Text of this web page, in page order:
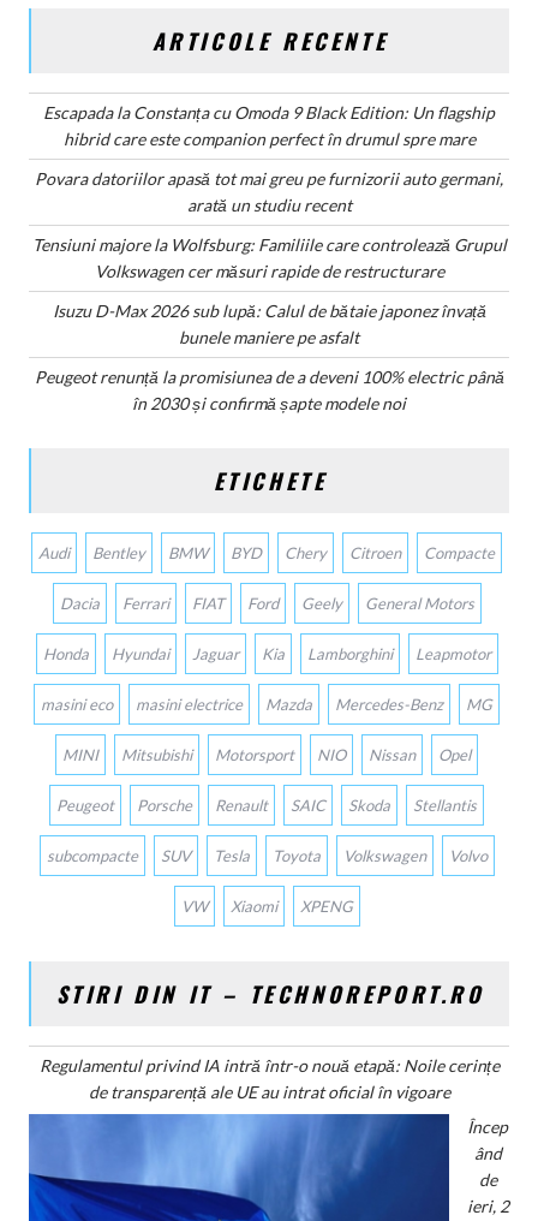
ARTICOLE RECENTE
Escapada la Constanța cu Omoda 9 Black Edition: Un flagship
hibrid care este companion perfect în drumul spre mare
Povara datoriilor apasă tot mai greu pe furnizorii auto germani,
arată un studiu recent
Tensiuni majore la Wolfsburg: Familiile care controlează Grupul
Volkswagen cer măsuri rapide de restructurare
Isuzu D-Max 2026 sub lupă: Calul de bătaie japonez învață
bunele maniere pe asfalt
Peugeot renunță la promisiunea de a deveni 100% electric până
în 2030 și confirmă șapte modele noi
ETICHETE
Audi Bentley BMW BYD Chery Citroen Compacte
Dacia Ferrari FIAT Ford Geely General Motors
Honda Hyundai Jaguar Kia Lamborghini Leapmotor
masini eco masini electrice Mazda Mercedes-Benz MG
MINI Mitsubishi Motorsport NIO Nissan Opel
Peugeot Porsche Renault SAIC Skoda Stellantis
subcompacte SUV Tesla Toyota Volkswagen Volvo
VW Xiaomi XPENG
STIRI DIN IT – TECHNOREPORT.RO
Regulamentul privind IA intră într-o nouă etapă: Noile cerințe
de transparență ale UE au intrat oficial în vigoare
Încep
ând
de
ieri, 2